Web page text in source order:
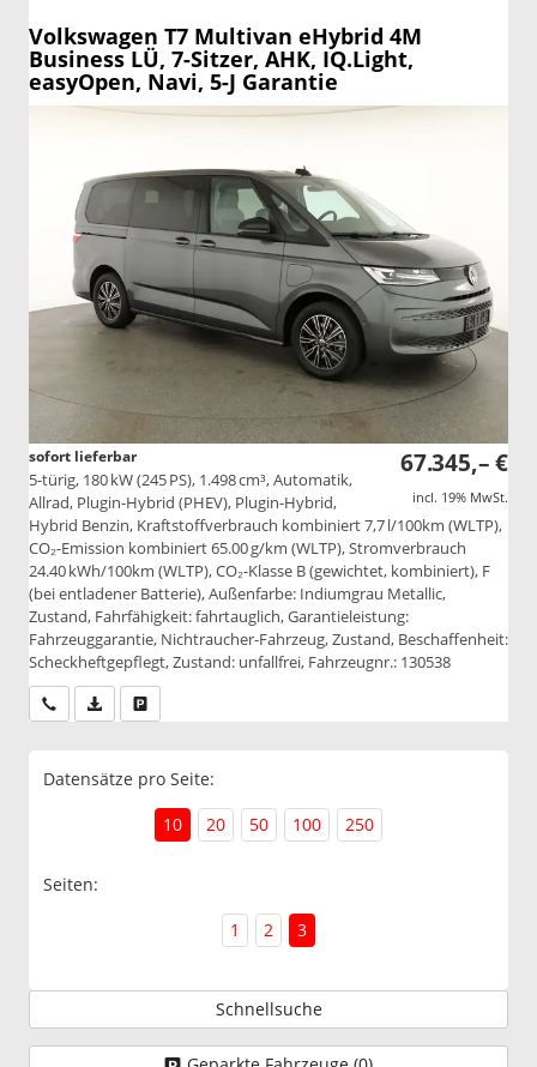
Volkswagen T7 Multivan eHybrid 4M
Business LÜ, 7-Sitzer, AHK, IQ.Light,
easyOpen, Navi, 5-J Garantie
67.345,– €
incl. 19% MwSt.
sofort lieferbar
5-türig, 180 kW (245 PS), 1.498 cm³, Automatik,
Allrad, Plugin-Hybrid (PHEV), Plugin-Hybrid,
Hybrid Benzin, Kraftstoffverbrauch kombiniert 7,7 l/100km (WLTP),
CO₂-Emission kombiniert 65.00 g/km (WLTP), Stromverbrauch
24.40 kWh/100km (WLTP), CO₂-Klasse B (gewichtet, kombiniert), F
(bei entladener Batterie), Außenfarbe: Indiumgrau Metallic,
Zustand, Fahrfähigkeit: fahrtauglich, Garantieleistung:
Fahrzeuggarantie, Nichtraucher-Fahrzeug, Zustand, Beschaffenheit:
Scheckheftgepflegt, Zustand: unfallfrei, Fahrzeugnr.: 130538
Wir rufen Sie anPDF-Datei, Fahrzeugexposé drucken
Datensätze pro Seite:
10
20 50 100 250
Seiten:
1
2 3
Schnellsuche